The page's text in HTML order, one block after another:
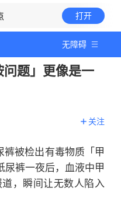
打开
无障碍
问题」更像是一
关注
裤被检出有毒物质「甲
尿裤一夜后，血液中甲
，瞬间让无数人陷入